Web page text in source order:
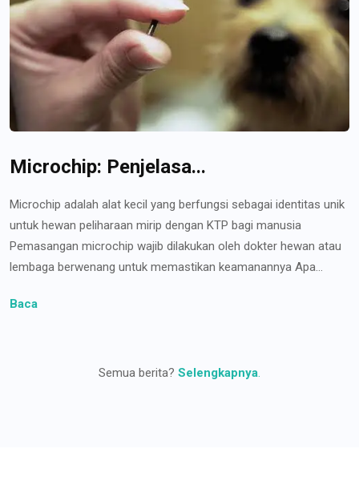
Microchip: Penjelasa...
Microchip adalah alat kecil yang berfungsi sebagai identitas unik
untuk hewan peliharaan mirip dengan KTP bagi manusia
Pemasangan microchip wajib dilakukan oleh dokter hewan atau
lembaga berwenang untuk memastikan keamanannya Apa...
Baca
Semua berita? Selengkapnya